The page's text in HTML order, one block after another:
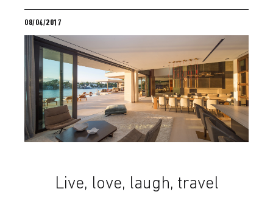
08/04/2017
Live, love, laugh, travel